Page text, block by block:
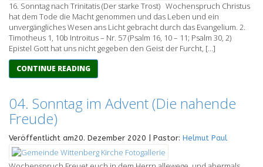
16. Sonntag nach Trinitatis (Der starke Trost) Wochenspruch Christus
hat dem Tode die Macht genommen und das Leben und ein
unvergängliches Wesen ans Licht gebracht durch das Evangelium. 2.
Timotheus 1, 10b Introitus – Nr. 57 (Psalm 16, 10 – 11; Psalm 30, 2)
Epistel Gott hat uns nicht gegeben den Geist der Furcht, […]
CONTINUE READING
04. Sonntag im Advent (Die nahende
Freude)
Veröffentlicht am20. Dezember 2020 | Pastor: Helmut Paul